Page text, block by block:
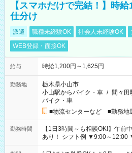
【スマホだけで完結！】時
仕分け
派遣 職種未経験OK 社会人未経験OK
WEB登録・面接OK
給与 時給1,200円～1,625円
勤務地
栃木県小山市
小山駅からバイク・車 / 間々田
バイク・車
■物流センターなど ■勤務地
勤務時間
【1日3時間～も相談OK!】午前
あり！ シフト例 ▼9:00～
▼18:00～21:00